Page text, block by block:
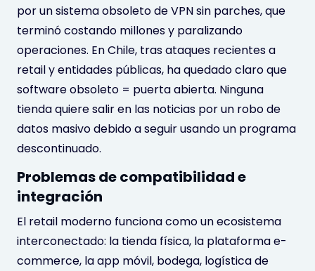
por un sistema obsoleto de VPN sin parches, que
terminó costando millones y paralizando
operaciones. En Chile, tras ataques recientes a
retail y entidades públicas, ha quedado claro que
software obsoleto = puerta abierta. Ninguna
tienda quiere salir en las noticias por un robo de
datos masivo debido a seguir usando un programa
descontinuado.
Problemas de compatibilidad e
integración
El retail moderno funciona como un ecosistema
interconectado: la tienda física, la plataforma e-
commerce, la app móvil, bodega, logística de